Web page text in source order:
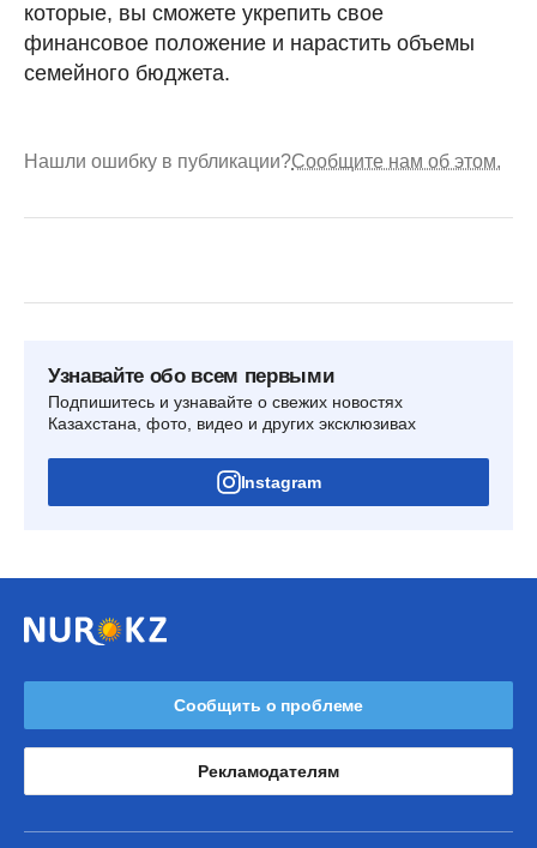
которые, вы сможете укрепить свое
финансовое положение и нарастить объемы
семейного бюджета.
Нашли ошибку в публикации?Сообщите нам об этом.
Узнавайте обо всем первыми
Подпишитесь и узнавайте о свежих новостях
Казахстана, фото, видео и других эксклюзивах
Instagram
Сообщить о проблеме
Рекламодателям